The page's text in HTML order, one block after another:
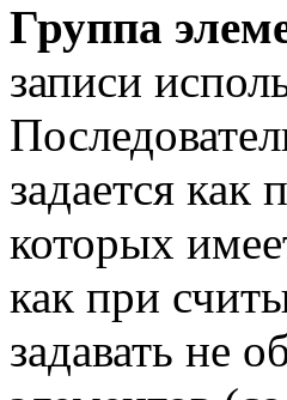
Группа
записи
задается как
которых
как при
задавать не